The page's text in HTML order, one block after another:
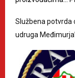
Službena potvrda
udruga